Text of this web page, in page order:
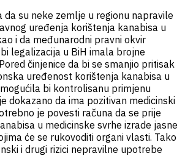
da su neke zemlje u regionu napravile
uređenja korištenja kanabisa u
i da međunarodni pravni okvir
legalizacija u BiH imala brojne
činjenice da bi se smanjio pritisak
uređenost korištenja kanabisa u
bi kontrolisanu primjenu
dokazano da ima pozitivan medicinski
je povesti računa da se prije
u medicinske svrhe izrade jasne
će se rukovoditi organi vlasti. Tako
i drugi rizici nepravilne upotrebe